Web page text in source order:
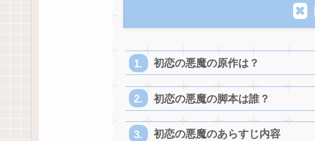
初恋の悪魔の原作は？
初恋の悪魔の脚本は誰？
初恋の悪魔のあらすじ内容